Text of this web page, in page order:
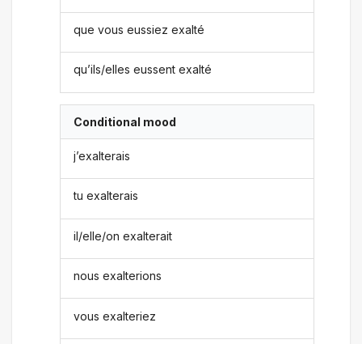
que vous eussiez exalté
qu’ils/elles eussent exalté
Conditional mood
j’exalterais
tu exalterais
il/elle/on exalterait
nous exalterions
vous exalteriez